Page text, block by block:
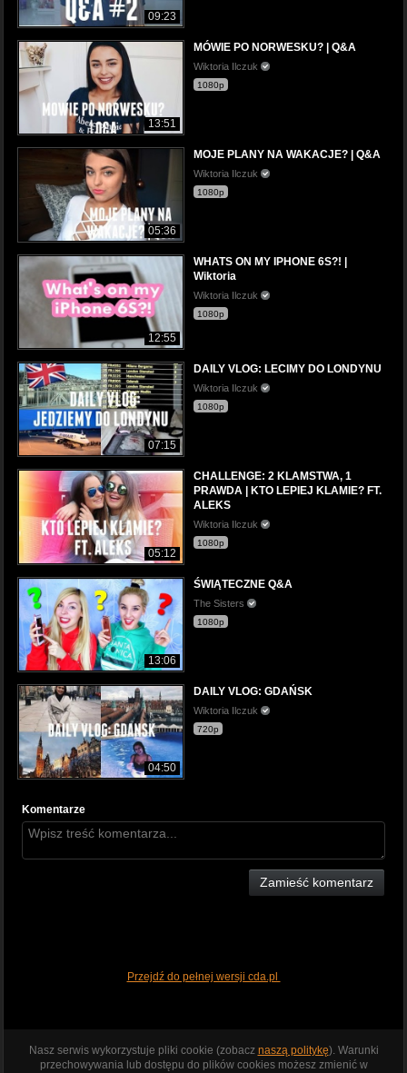
09:23
13:51
MÓWIE PO NORWESKU? | Q&A
Wiktoria Ilczuk
1080p
05:36
MOJE PLANY NA WAKACJE? | Q&A
Wiktoria Ilczuk
1080p
12:55
WHATS ON MY IPHONE 6S?! |
Wiktoria
Wiktoria Ilczuk
1080p
07:15
DAILY VLOG: LECIMY DO LONDYNU
Wiktoria Ilczuk
1080p
05:12
CHALLENGE: 2 KLAMSTWA, 1
PRAWDA | KTO LEPIEJ KLAMIE? FT.
ALEKS
Wiktoria Ilczuk
1080p
13:06
ŚWIĄTECZNE Q&A
The Sisters
1080p
04:50
DAILY VLOG: GDAŃSK
Wiktoria Ilczuk
720p
Komentarze
Zamieść komentarz
Przejdź do pełnej wersji cda.pl
Nasz serwis wykorzystuje pliki cookie (zobacz naszą politykę). Warunki
przechowywania lub dostępu do plików cookies możesz zmienić w